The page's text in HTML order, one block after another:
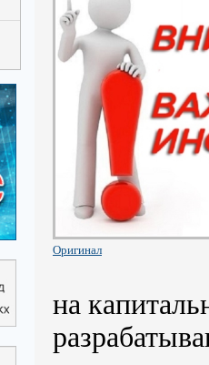
Оригинал
на